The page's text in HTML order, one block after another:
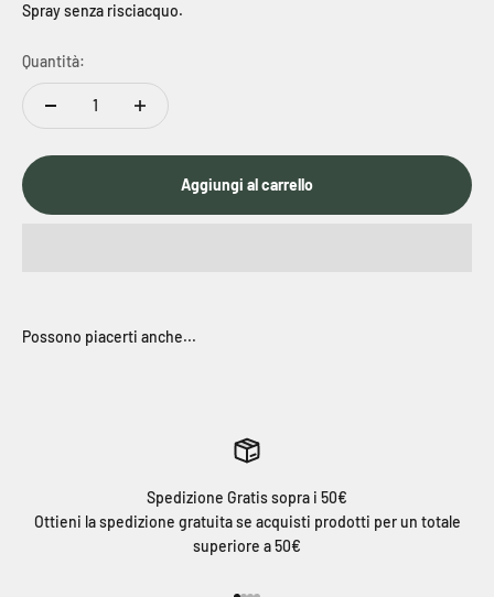
Spray senza risciacquo.
Quantità:
Aggiungi al carrello
Spedizione Gratis sopra i 50€
Ottieni la spedizione gratuita se acquisti prodotti per un totale
superiore a 50€